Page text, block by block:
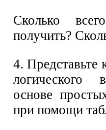
Сколько
получить?
4. Представьте
логического
основе
при помощи